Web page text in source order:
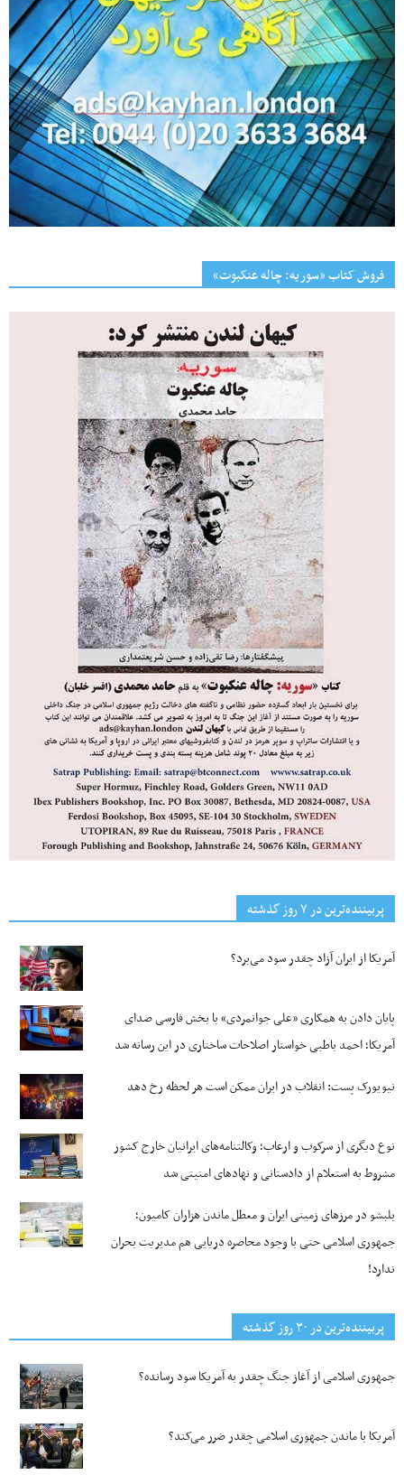
فروش کتاب «سوریه: چاله عنکبوت»
پربیننده‌ترین‌ در ۷ روز گذشته
آمریکا از ایران آزاد چقدر سود می‌برد؟
پایان دادن به همکاری «علی جوانمردی» با بخش فارسی صدای
آمریکا؛ احمد باطبی خواستار اصلاحات ساختاری در این رسانه شد
نیویورک پست: انقلاب در ایران ممکن است هر لحظه رخ دهد
نوع دیگری از سرکوب و ارعاب؛ وکالتنامه‌های ایرانیان خارج کشور
مشروط به استعلام از دادستانی و نهادهای امنیتی شد
بلبشو در مرزهای زمینی ایران و معطل ماندن هزاران کامیون؛
جمهوری اسلامی حتی با وجود محاصره دریایی هم مدیریت بحران
ندارد!
پربیننده‌ترین‌ در ۳۰ روز گذشته
جمهوری اسلامی از آغاز جنگ چقدر به آمریکا سود رسانده؟
آمریکا با ماندن جمهوری اسلامی چقدر ضرر می‌کند؟